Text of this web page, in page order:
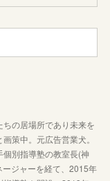
の居場所であり未来を
策中。元広告営業犬。
別指導塾の教室長(神
ジャーを経て、2015年